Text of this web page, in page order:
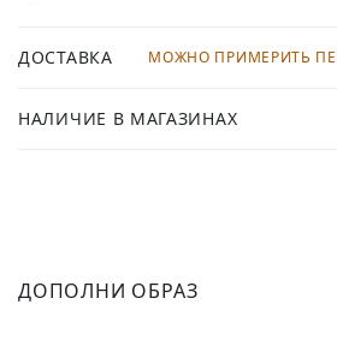
ДОСТАВКА МОЖНО ПРИМЕРИТЬ
НАЛИЧИЕ В МАГАЗИНАХ
ДОПОЛНИ ОБРАЗ